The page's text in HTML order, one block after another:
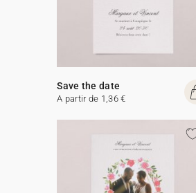
Save the date
A partir de 1,36 €